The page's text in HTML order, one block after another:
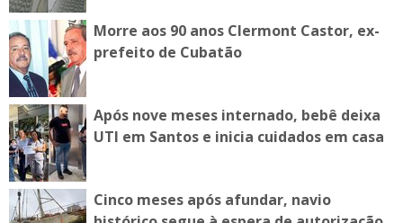
Morre aos 90 anos Clermont Castor, ex-
prefeito de Cubatão
Após nove meses internado, bebê deixa
UTI em Santos e inicia cuidados em casa
Cinco meses após afundar, navio